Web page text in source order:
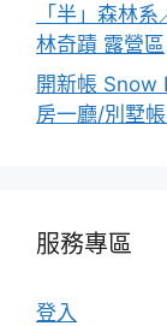
「半」森林
林奇蹟 露營區
開新帳
房一廳/別墅
服務專區
登入